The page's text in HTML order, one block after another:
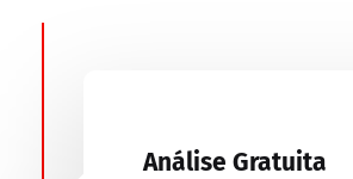
Análise Gratuita